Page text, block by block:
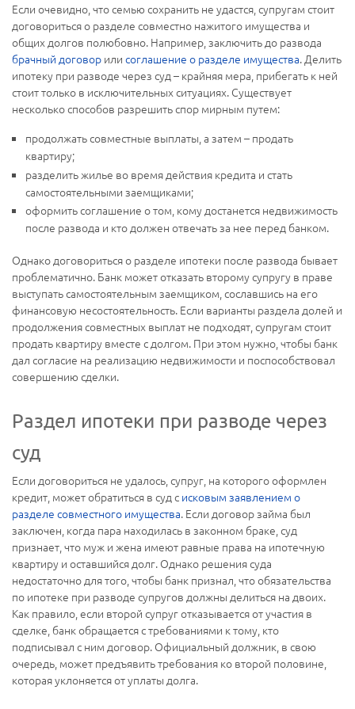
Если очевидно, что семью сохранить не удастся, супругам стоит
договориться о разделе совместно нажитого имущества и
общих долгов полюбовно. Например, заключить до развода
брачный договор или соглашение о разделе имущества. Делить
ипотеку при разводе через суд – крайняя мера, прибегать к ней
стоит только в исключительных ситуациях. Существует
несколько способов разрешить спор мирным путем:
продолжать совместные выплаты, а затем – продать
квартиру;
разделить жилье во время действия кредита и стать
самостоятельными заемщиками;
оформить соглашение о том, кому достанется недвижимость
после развода и кто должен отвечать за нее перед банком.
Однако договориться о разделе ипотеки после развода бывает
проблематично. Банк может отказать второму супругу в праве
выступать самостоятельным заемщиком, сославшись на его
финансовую несостоятельность. Если варианты раздела долей и
продолжения совместных выплат не подходят, супругам стоит
продать квартиру вместе с долгом. При этом нужно, чтобы банк
дал согласие на реализацию недвижимости и поспособствовал
совершению сделки.
Раздел ипотеки при разводе через
суд
Если договориться не удалось, супруг, на которого оформлен
кредит, может обратиться в суд с исковым заявлением о
разделе совместного имущества. Если договор займа был
заключен, когда пара находилась в законном браке, суд
признает, что муж и жена имеют равные права на ипотечную
квартиру и оставшийся долг. Однако решения суда
недостаточно для того, чтобы банк признал, что обязательства
по ипотеке при разводе супругов должны делиться на двоих.
Как правило, если второй супруг отказывается от участия в
сделке, банк обращается с требованиями к тому, кто
подписывал с ним договор. Официальный должник, в свою
очередь, может предъявить требования ко второй половине,
которая уклоняется от уплаты долга.